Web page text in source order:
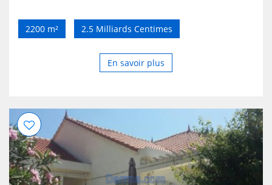
2200 m² 2.5 Milliards Centimes
En savoir plus